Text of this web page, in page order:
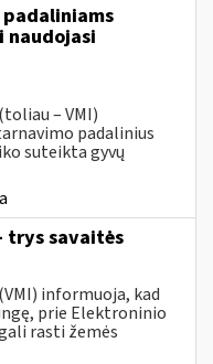
– VMI)
padalinius
suteikta gyvų
trys savaitės
informuoja, kad
prie Elektroninio
rasti žemės